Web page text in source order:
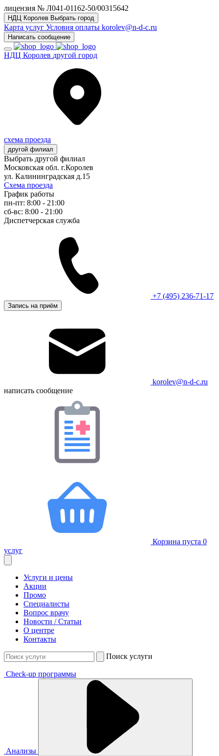
лицензия № Л041-01162-50/00315642
НДЦ Королев Выбрать город
Карта услуг Условия оплаты korolev@n-d-c.ru
Написать сообщение
НДЦ Королев другой город
схема проезда
другой филиал
Выбрать другой филиал
Московская обл. г.Королев
ул. Калининградская д.15
Схема проезда
График работы
пн-пт: 8:00 - 21:00
сб-вс: 8:00 - 21:00
Диспетчерская служба
+7 (495) 236-71-17
Запись на приём
korolev@n-d-c.ru
написать сообщение
Корзина пуста 0
услуг
Услуги и цены
Акции
Промо
Специалисты
Вопрос врачу
Новости / Статьи
О центре
Контакты
Поиск услуги
Check-up программы
Анализы